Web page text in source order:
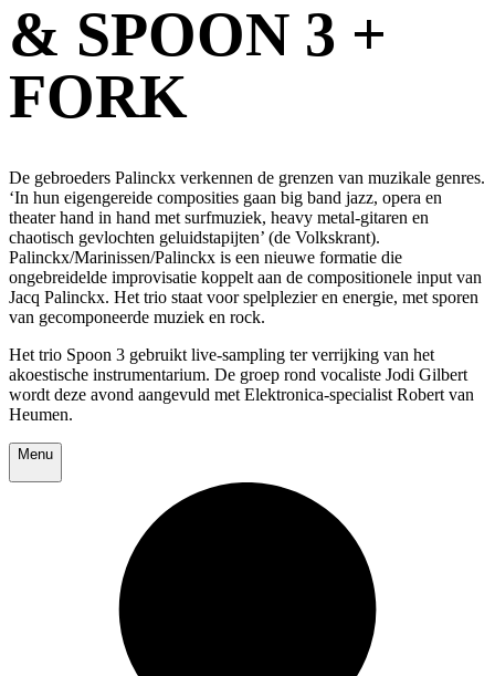
& SPOON 3 +
FORK
De gebroeders Palinckx verkennen de grenzen van muzikale genres.
‘In hun eigengereide composities gaan big band jazz, opera en
theater hand in hand met surfmuziek, heavy metal-gitaren en
chaotisch gevlochten geluidstapijten’ (de Volkskrant).
Palinckx/Marinissen/Palinckx is een nieuwe formatie die
ongebreidelde improvisatie koppelt aan de compositionele input van
Jacq Palinckx. Het trio staat voor spelplezier en energie, met sporen
van gecomponeerde muziek en rock.
Het trio Spoon 3 gebruikt live-sampling ter verrijking van het
akoestische instrumentarium. De groep rond vocaliste Jodi Gilbert
wordt deze avond aangevuld met Elektronica-specialist Robert van
Heumen.
Menu